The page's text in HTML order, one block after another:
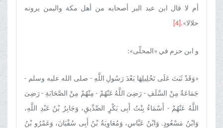
أم لا قال ابن عبد البر أصحابه من أهل مکة والیمن یرونه
حلالا». [4]
و ابن حزم في «المحلّی»:
«وَقَدْ ثَبَتَ عَلَى تَحْلِیلِهَا بَعْدَ رَسُولِ اللَّهِ - صلى الله علیه وسلم -
جَمَاعَةٌ مِنْ السَّلَفِ - رَضِیَ اللَّهُ عَنْهُمْ - مِنْهُمْ مِنْ الصَّحَابَةِ - رَضِیَ
اللَّهُ عَنْهُمْ - أَسْمَاءُ بِنْتُ أَبِی بَکْرٍ الصِّدِّیقِ، وَجَابِرُ بْنُ عَبْدِ اللَّهِ،
وَابْنُ مَسْعُودٍ. وَابْنُ عَبَّاسٍ، وَمُعَاوِیَةُ بْنُ أَبِی سُفْیَانَ، وَعَمْرُو بْنُ